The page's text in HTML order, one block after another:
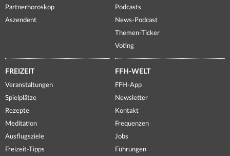
Partnerhoroskop
Aszendent
Podcasts
News-Podcast
Themen-Ticker
Voting
FREIZEIT
Veranstaltungen
Spielplätze
Rezepte
Meditation
Ausflugsziele
Freizeit-Tipps
FFH-WELT
FFH-App
Newsletter
Kontakt
Frequenzen
Jobs
Führungen